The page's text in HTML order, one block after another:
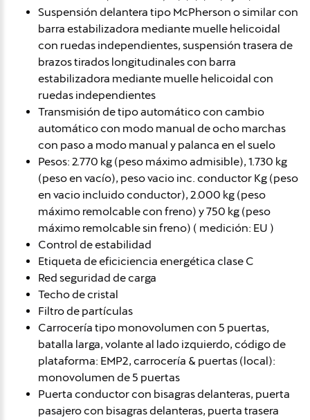
Suspensión delantera tipo McPherson o similar con
barra estabilizadora mediante muelle helicoidal
con ruedas independientes, suspensión trasera de
brazos tirados longitudinales con barra
estabilizadora mediante muelle helicoidal con
ruedas independientes
Transmisión de tipo automático con cambio
automático con modo manual de ocho marchas
con paso a modo manual y palanca en el suelo
Pesos: 2.770 kg (peso máximo admisible), 1.730 kg
(peso en vacío), peso vacio inc. conductor Kg (peso
en vacio incluido conductor), 2.000 kg (peso
máximo remolcable con freno) y 750 kg (peso
máximo remolcable sin freno) ( medición: EU )
Control de estabilidad
Etiqueta de eficiciencia energética clase C
Red seguridad de carga
Techo de cristal
Filtro de partículas
Carrocería tipo monovolumen con 5 puertas,
batalla larga, volante al lado izquierdo, código de
plataforma: EMP2, carrocería & puertas (local):
monovolumen de 5 puertas
Puerta conductor con bisagras delanteras, puerta
pasajero con bisagras delanteras, puerta trasera